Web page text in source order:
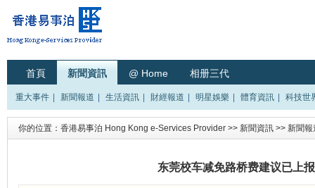
首頁 新聞資訊 @ Home 相册三代
重大事件 新聞報道 生活資訊 財經報道 明星娛樂 體育資訊 科技世
你的位置： 香港易事泊 Hong Kong e-Services Provider >> 新聞資訊 >> 新聞報
东莞校车减免路桥费建议已上